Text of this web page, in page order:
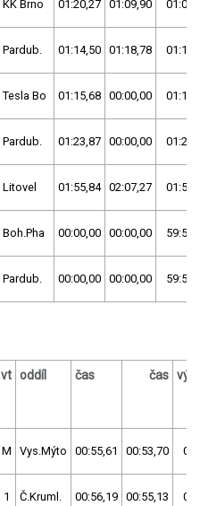
KK Brno 01:20,27 01:09,90
Pardub. 01:14,50 01:18,78
Tesla Bo 01:15,68 00:00,00
Pardub. 01:23,87 00:00,00
Litovel 01:55,84 02:07,27
Boh.Pha 00:00,00 00:00,00
Pardub. 00:00,00 00:00,00
vt oddíl čas čas
M Vys.Mýto 00:55,61 00:53,70
1 Č.Kruml. 00:56,19 00:55,13